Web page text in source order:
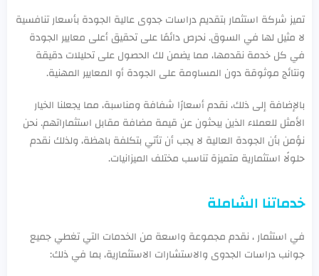
تميز شركة استثمار بتقديم دراسات جدوى عالية الجودة بأسعار تنافسية
لا مثيل لها في السوق. نحرص دائمًا على تحقيق أعلى معايير الجودة
في كل خدمة نقدمها، مما يضمن لك الحصول على تحليلات دقيقة
ونتائج موثوقة دون المساومة على الجودة أو المعايير المهنية.
بالإضافة إلى ذلك، نقدم أسعارًا شفافة ومناسبة، مما يجعلنا الخيار
الأمثل للعملاء الذين يبحثون عن قيمة مضافة مقابل استثماراتهم. نحن
نؤمن بأن الجودة العالية لا يجب أن تأتي بتكلفة باهظة، ولذلك نقدم
حلولًا استثمارية متميزة تناسب مختلف الميزانيات.
خدماتنا الشاملة
في استثمار ، نقدم مجموعة واسعة من الخدمات التي تغطي جميع
جوانب دراسات الجدوى والاستشارات الاستثمارية، بما في ذلك: